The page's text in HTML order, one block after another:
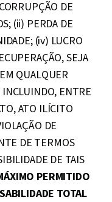
DE
(ii) PERDA DE
(iv) LUCRO
SEJA
QUALQUER
ENTRE
ATO ILÍCITO
DE
DE TERMOS
DE TAIS
PERMITIDO
TOTAL